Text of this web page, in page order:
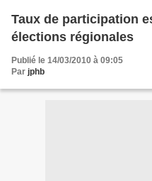
Taux de participation
élections régionales
Publié le 14/03/2010 à 09:05
Par jphb